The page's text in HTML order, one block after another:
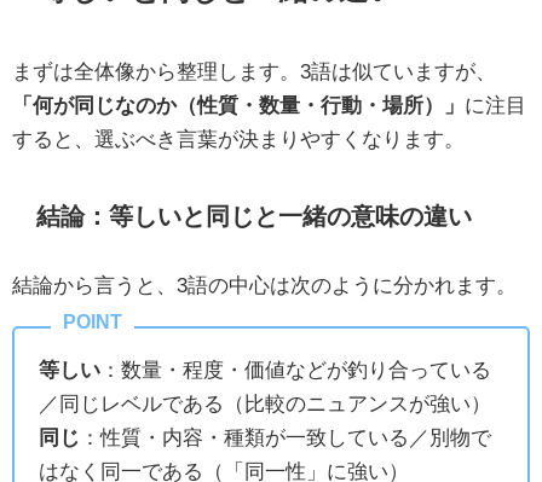
まずは全体像から整理します。3語は似ていますが、
「何が同じなのか（性質・数量・行動・場所）」 に注目
すると、選ぶべき言葉が決まりやすくなります。
結論：等しいと同じと一緒の意味の違い
結論から言うと、3語の中心は次のように分かれます。
等しい ：数量・程度・価値などが釣り合っている
／同じレベルである（比較のニュアンスが強い）
同じ ：性質・内容・種類が一致している／別物で
はなく同一である（「同一性」に強い）